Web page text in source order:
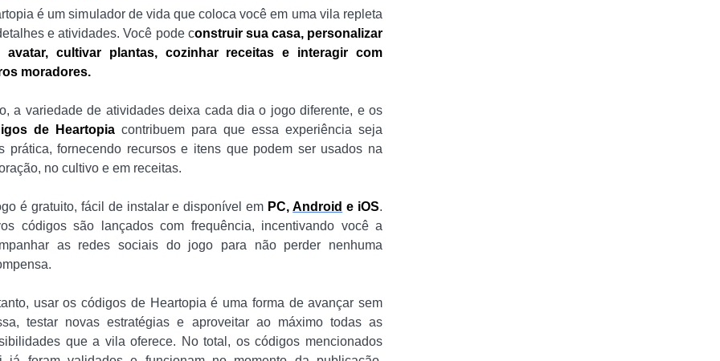
é um simulador de vida que coloca você em uma vila repleta
e atividades. Você pode construir sua casa, personalizar
avatar, cultivar plantas, cozinhar receitas e interagir com
moradores.
a variedade de atividades deixa cada dia o jogo diferente, e os
de Heartopia contribuem para que essa experiência seja
prática, fornecendo recursos e itens que podem ser usados na
no cultivo e em receitas.
é gratuito, fácil de instalar e disponível em PC,Android e iOS.
códigos são lançados com frequência, incentivando você a
as redes sociais do jogo para não perder nenhuma
usar os códigos de Heartopia é uma forma de avançar sem
testar novas estratégias e aproveitar ao máximo todas as
que a vila oferece. No total, os códigos mencionados